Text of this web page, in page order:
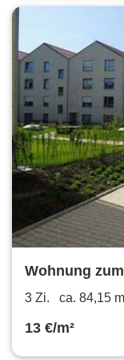
Wohnung
84.15 m²
3 Zi. ca. 84,15
13 €/m²